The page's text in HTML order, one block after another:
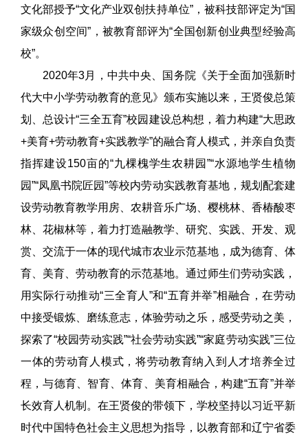
文化部授予“文化产业双创扶持单位”，被科技部评定为“国
家级众创空间”，被教育部评为“全国创新创业典型经验高
校”。
2020年3月，中共中央、国务院《关于全面加强新时
代大中小学劳动教育的意见》颁布实施以来，王贤俊总策
划、总设计“三全五育”校园建设总构想，着力构建“大思政
+美育+劳动教育+实践教学”的融合育人模式，并亲自负责
指挥建设150亩的“九棵槐学生农耕园”“水源地学生植物
园”“凤凰书院匠园”等校内劳动实践教育基地，规划配套建
设劳动教育教学用房、农耕音乐广场、樱桃林、香椿酸枣
林、花椒林等，着力打造融教学、研究、实践、开发、观
赏、交流于一体的现代城市农业示范基地，成为德育、体
育、美育、劳动教育的示范基地。通过师生们劳动实践，
用实际行动推动“三全育人”和“五育并举”相融合，在劳动
中接受锻炼、磨练意志，体验劳动之乐，感受劳动之美，
探索了“校园劳动实践”“社会劳动实践”“家庭劳动实践”三位
一体的劳动育人模式，将劳动教育纳入到人才培养全过
程，与德育、智育、体育、美育相融合，构建“五育”并举
长效育人机制。在王贤俊的带领下，学校坚持以习近平新
时代中国特色社会主义思想为指导，以教育部和辽宁省委